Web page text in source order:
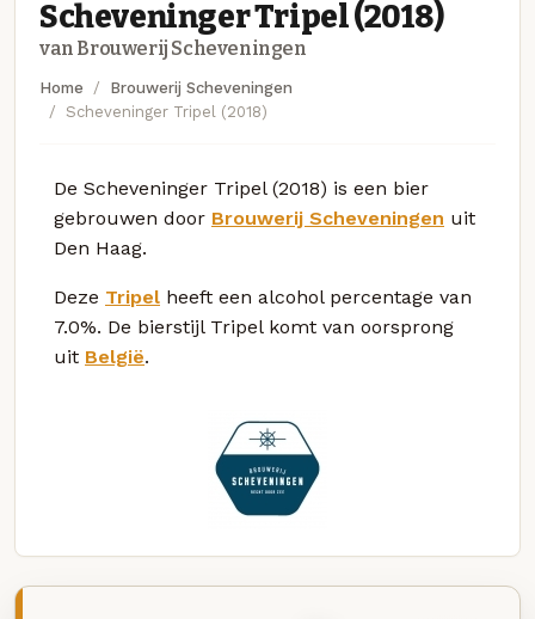
Scheveninger Tripel (2018)
van Brouwerij Scheveningen
Home
Brouwerij Scheveningen
Scheveninger Tripel (2018)
De Scheveninger Tripel (2018) is een bier
gebrouwen door Brouwerij Scheveningen uit
Den Haag.
Deze Tripel heeft een alcohol percentage van
7.0%. De bierstijl Tripel komt van oorsprong
uit België.